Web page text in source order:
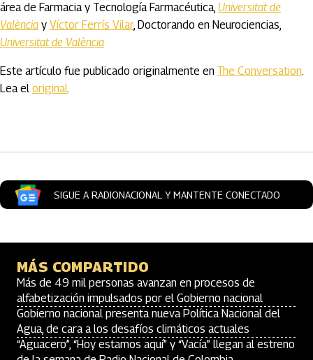
área de Farmacia y Tecnología Farmacéutica, Universitat de
València y Víctor Ferrís Vilar, Doctorando en Neurociencias,
Universitat de València
Este artículo fue publicado originalmente en The Conversation.
Lea el original.
SIGUE A RADIONACIONAL Y MANTENTE CONECTADO
MÁS COMPARTIDO
Más de 49 mil personas avanzan en procesos de
alfabetización impulsados por el Gobierno nacional
Gobierno nacional presenta nueva Política Nacional del
Agua, de cara a los desafíos climáticos actuales
“Aguacero”, “Hoy estamos aquí” y “Vacía” llegan al estreno